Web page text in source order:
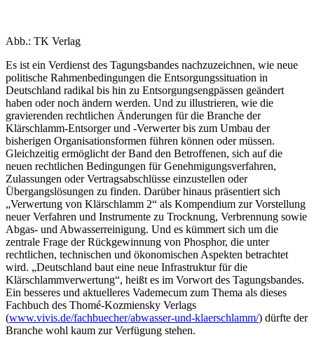
Abb.: TK Verlag
Es ist ein Verdienst des Tagungsbandes nachzuzeichnen, wie neue
politische Rahmenbedingungen die Entsorgungssituation in
Deutschland radikal bis hin zu Entsorgungsengpässen geändert
haben oder noch ändern werden. Und zu illustrieren, wie die
gravierenden rechtlichen Änderungen für die Branche der
Klärschlamm-Entsorger und -Verwerter bis zum Umbau der
bisherigen Organisationsformen führen können oder müssen.
Gleichzeitig ermöglicht der Band den Betroffenen, sich auf die
neuen rechtlichen Bedingungen für Genehmigungsverfahren,
Zulassungen oder Vertragsabschlüsse einzustellen oder
Übergangslösungen zu finden. Darüber hinaus präsentiert sich
„Verwertung von Klärschlamm 2“ als Kompendium zur Vorstellung
neuer Verfahren und Instrumente zu Trocknung, Verbrennung sowie
Abgas- und Abwasserreinigung. Und es kümmert sich um die
zentrale Frage der Rückgewinnung von Phosphor, die unter
rechtlichen, technischen und ökonomischen Aspekten betrachtet
wird. „Deutschland baut eine neue Infrastruktur für die
Klärschlammverwertung“, heißt es im Vorwort des Tagungsbandes.
Ein besseres und aktuelleres Vademecum zum Thema als dieses
Fachbuch des Thomé-Kozmiensky Verlags
(www.vivis.de/fachbuecher/abwasser-und-klaerschlamm/) dürfte der
Branche wohl kaum zur Verfügung stehen.